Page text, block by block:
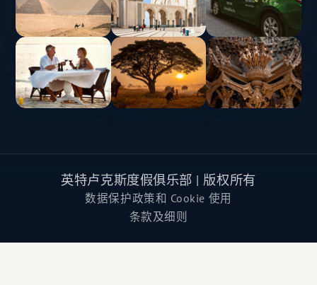
英特卢克斯度假俱乐部 | 版权所有
数据保护政策和 Cookie 使用
条款及细则